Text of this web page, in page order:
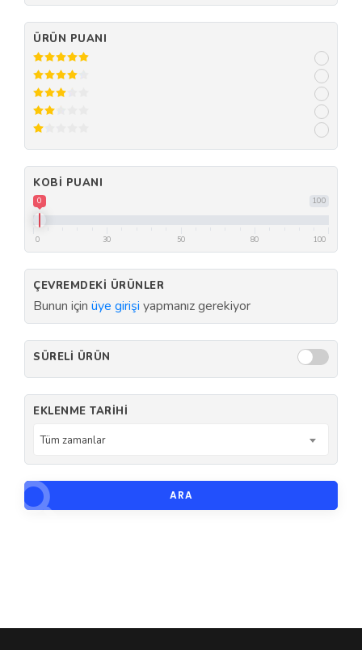
ÜRÜN PUANI
KOBI PUANI
100
0
0 30 50 80 100
ÇEVREMDEKI ÜRÜNLER
Bunun için üye girişi yapmanız gerekiyor
SÜRELI ÜRÜN
EKLENME TARIHI
Tüm zamanlar
ARA